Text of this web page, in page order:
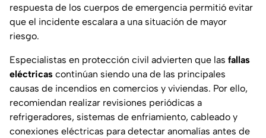
respuesta de los cuerpos de emergencia permitió evitar
que el incidente escalara a una situación de mayor
riesgo.
Especialistas en protección civil advierten que las fallas
eléctricas continúan siendo una de las principales
causas de incendios en comercios y viviendas. Por ello,
recomiendan realizar revisiones periódicas a
refrigeradores, sistemas de enfriamiento, cableado y
conexiones eléctricas para detectar anomalías antes de